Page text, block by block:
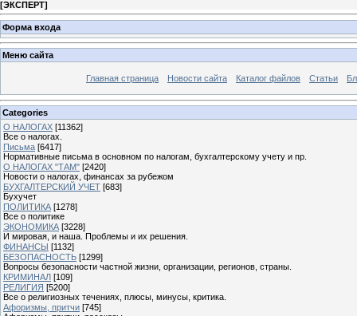
[ЭКСПЕРТ]
Форма входа
Меню сайта
Главная страница Новости сайта Каталог файлов Статьи
Categories
О НАЛОГАХ [11362]
Все о налогах.
Письма [6417]
Нормативные письма в основном по налогам, бухгалтерскому учету и пр.
О НАЛОГАХ "ТАМ" [2420]
Новости о налогах, финансах за рубежом
БУХГАЛТЕРСКИЙ УЧЕТ [683]
Бухучет
ПОЛИТИКА [1278]
Все о политике
ЭКОНОМИКА [3228]
И мировая, и наша. Проблемы и их решения.
ФИНАНСЫ [1132]
БЕЗОПАСНОСТЬ [1299]
Вопросы безопасности частной жизни, организации, регионов, страны.
КРИМИНАЛ [109]
РЕЛИГИЯ [5200]
Все о религиозных течениях, плюсы, минусы, критика.
Афоризмы, притчи [745]